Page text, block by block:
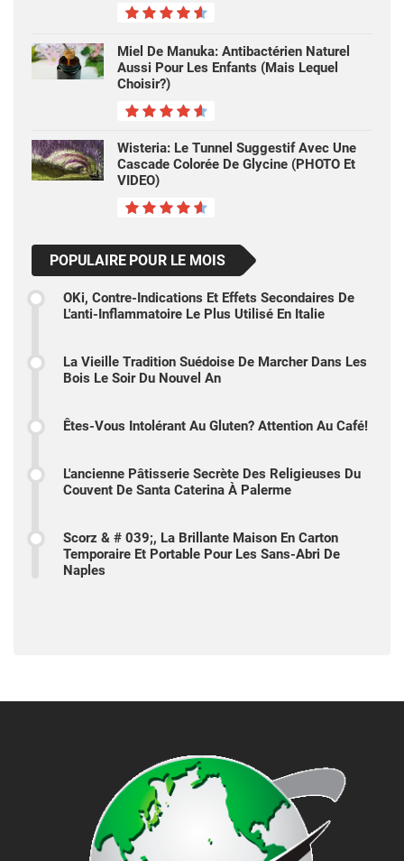
Miel De Manuka: Antibactérien Naturel
Aussi Pour Les Enfants (mais Lequel
Choisir?)
Wisteria: Le Tunnel Suggestif Avec Une
Cascade Colorée De Glycine (PHOTO Et
VIDEO)
POPULAIRE POUR LE MOIS
OKi, Contre-Indications Et Effets Secondaires De
L'anti-Inflammatoire Le Plus Utilisé En Italie
La Vieille Tradition Suédoise De Marcher Dans Les
Bois Le Soir Du Nouvel An
Êtes-Vous Intolérant Au Gluten? Attention Au Café!
L'ancienne Pâtisserie Secrète Des Religieuses Du
Couvent De Santa Caterina À Palerme
Scorz & # 039;, La Brillante Maison En Carton
Temporaire Et Portable Pour Les Sans-Abri De
Naples